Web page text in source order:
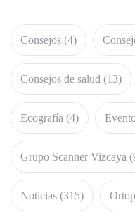
Consejos (4)
Consejos de salud (13)
Ecografía (4)
Grupo Scanner Vizcaya
Noticias (315)